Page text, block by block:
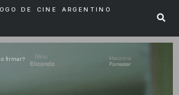
DE CINE ARGENTINO
firmar?